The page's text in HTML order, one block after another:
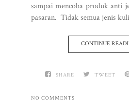
sampai mencoba produk anti
pasaran. Tidak semua jenis
CONTINUE
SHARE TWEET
NO COMMENTS